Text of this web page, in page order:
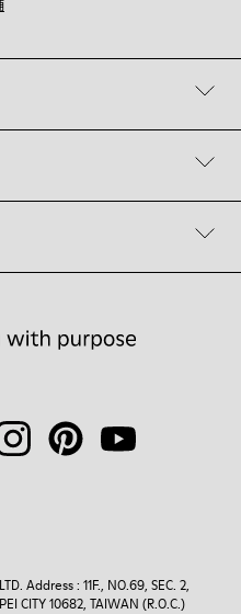
Address : 11F., NO.69, SEC. 2,
CITY 10682, TAIWAN (R.O.C.)